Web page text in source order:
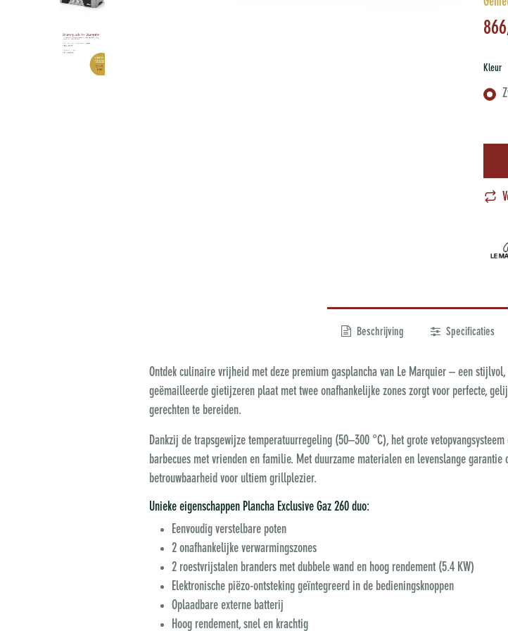
Kleur
Beschrijving Specificaties
Ontdek culinaire vrijheid met deze premium gasplancha van Le Marquier – een
geëmailleerde gietijzeren plaat met twee onafhankelijke zones zorgt voor perfecte,
gerechten te bereiden.
Dankzij de trapsgewijze temperatuurregeling (50–300 °C), het grote
barbecues met vrienden en familie. Met duurzame materialen en levenslange
betrouwbaarheid voor ultiem grillplezier.
Unieke eigenschappen Plancha Exclusive Gaz 260 duo:
Eenvoudig verstelbare poten
2 onafhankelijke verwarmingszones
2 roestvrijstalen branders met dubbele wand en hoog rendement (5.4 KW)
Elektronische piëzo-ontsteking geïntegreerd in de bedieningsknoppen
Oplaadbare externe batterij
Hoog rendement, snel en krachtig